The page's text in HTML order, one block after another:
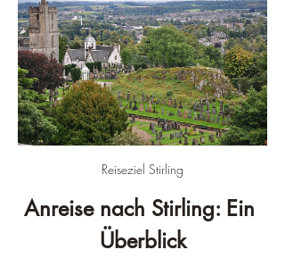
Reiseziel Stirling
Anreise nach Stirling: Ein
Überblick